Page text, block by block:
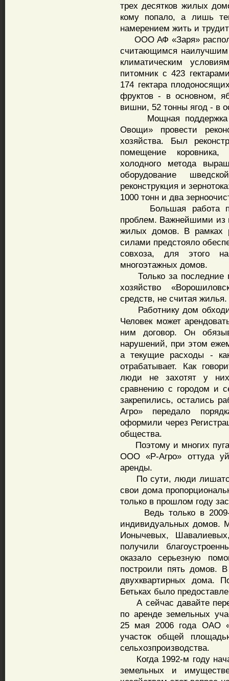
трех десятков жилых
кому попало, а лишь
намерением жить и
ООО АФ «Заря»
считающимся наилучшим
климатическим
питомник с 423
174 гектара
фруктов - в основном,
вишни, 52 тонны ягод - в
Мощная поддержка
Овощи» провести
хозяйства. Был
помещение
холодного метода
оборудование
реконструкция и
1000 тонн и два
Большая работа
проблем. Важнейшими из
жилых домов. В рамках
силами предстояло
совхоза, для этого
многоэтажных домов.
Только за последние
хозяйство
средств, не считая
Работнику дом
Человек может
ним договор. Он
нарушений, при этом
а текущие расходы -
отрабатывает. Как
люди не захотят у
сравнению с городом и
закрепились, остались
Агро» передало
оформили через
общества.
Поэтому и многих
ООО «Р-Агро» оттуда
аренды.
По сути, люди
свои дома
только в прошлом году
Ведь только в 2009-
индивидуальных домов.
Ионычевых,
получили
оказало серьезную
построили пять домов.
двухквартирных дома.
Бетьках было
А сейчас давайте
по аренде земельных
25 мая 2006 года ОАО
участок общей
сельхозпроизводства.
Когда 1992-м году
земельных и